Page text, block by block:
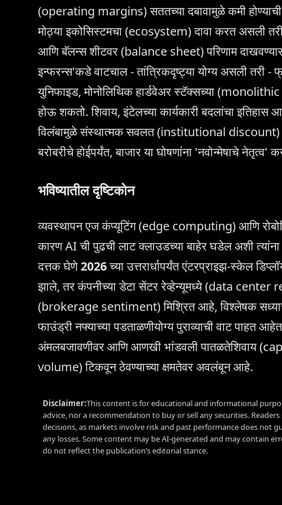
(operating margins) सततच्या दबावामुळे कमी
मोठ्या इकोसिस्टमचा (ecosystem) दावा करत असली
आणि बॅलन्स शीटवर (balance sheet) परिणाम
इन्फरन्स'कडे वाटचाल - तांत्रिकदृष्ट्या योग्य असली
युनिफाइड, मोनोलिथिक हार्डवेअर स्टॅक्सच्या
होऊ शकतो. शिवाय, इंटेलच्या कार्यकारी बदलांचा
विलंबामुळे संस्थात्मक सवलत (institutional discount)
बरोबरीचे होईपर्यंत, बाजार या घोषणांना 'नवोन्मेषाचे
भविष्यातील दृष्टिकोन
व्यवस्थापन एज कंप्यूटिंग (edge computing) आणि
कारण AI ची पुढची लाट क्लाउडच्या बाहेर घडेल अशी
दत्तक घेणे2026च्या उत्तरार्धापर्यंत एंटरप्राइझ-स्केल
झाले, तर कंपनीच्या डेटा सेंटर रेव्हेन्यूमध्ये (data center
(brokerage sentiment) मिश्रित आहे, विश्लेषक
फाउंड्री नफ्याच्या पडताळणीयोग्य पुराव्याची वाट पाहत
अंमलबजावणीवर आणि आणखी भांडवली पातळतेशिवाय
volume) टिकवून ठेवण्याच्या क्षमतेवर अवलंबून आहे.
Disclaimer:This content is for educational and informational
advice, nor a recommendation to buy or sell any securities.
decisions, as markets involve risk and past performance does not
any losses. Some content may be AI-generated and may contain
do not reflect the publication’s editorial stance.